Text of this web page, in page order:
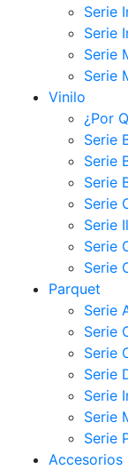
Serie
Serie
Serie
Serie
Vinilo
¿Por
Serie
Serie
Serie
Serie
Serie
Serie
Serie
Parquet
Serie
Serie
Serie
Serie
Serie
Serie
Serie
Accesorios